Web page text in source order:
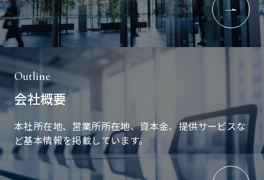
Outline
会社概要
本社所在地、営業所所在地、資本金、提供サービスな
ど基本情報を掲載しています。